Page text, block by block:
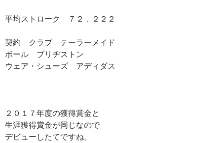
平均ストローク ７２．２２２
契約 クラブ テーラーメイド
ボール ブリヂストン
ウェア・シューズ アディダス
２０１７年度の獲得賞金と
生涯獲得賞金が同じなので
デビューしたてですね。